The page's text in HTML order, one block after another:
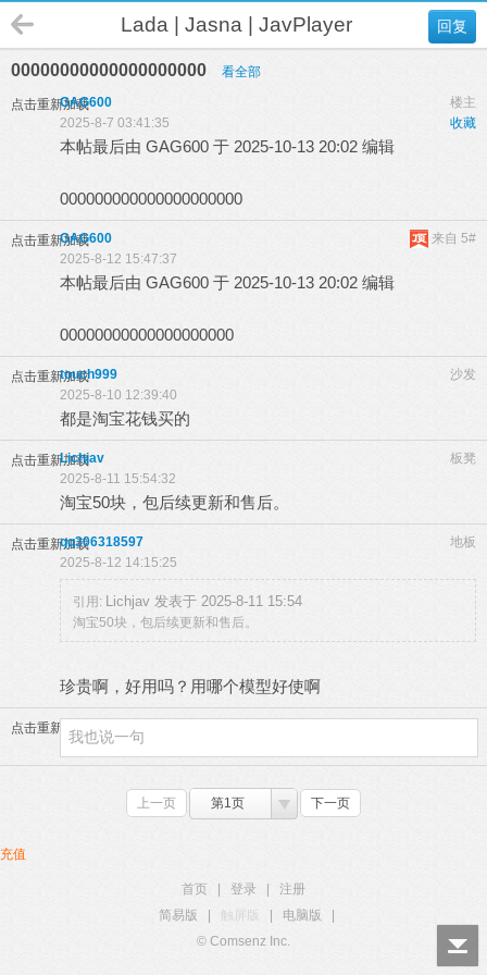
回复
Lada | Jasna | JavPlayer
00000000000000000000 看全部
点击重新加载 楼主
GAG600
收藏
2025-8-7 03:41:35
本帖最后由 GAG600 于 2025-10-13 20:02 编辑
000000000000000000000
点击重新加载 来自 5#
GAG600
2025-8-12 15:47:37
本帖最后由 GAG600 于 2025-10-13 20:02 编辑
00000000000000000000
点击重新加载 沙发
touch999
2025-8-10 12:39:40
都是淘宝花钱买的
点击重新加载 板凳
Lichjav
2025-8-11 15:54:32
淘宝50块，包后续更新和售后。
点击重新加载 地板
qq306318597
2025-8-12 14:15:25
引用: Lichjav 发表于 2025-8-11 15:54
淘宝50块，包后续更新和售后。
珍贵啊，好用吗？用哪个模型好使啊
点击重新加载
上一页 第1页 下一页
充值
首页 登录
注册
简易版
触屏版 电脑版
© Comsenz Inc.